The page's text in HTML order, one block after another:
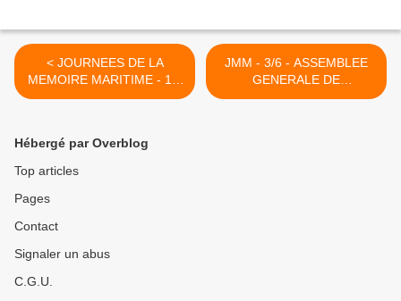
< JOURNEES DE LA
MEMOIRE MARITIME - 1/6
- CEREMONIE EN
JMM - 3/6 - ASSEMBLEE
GENERALE DE
L'ASSOCIATION AUX
Hébergé par Overblog
Top articles
Pages
Contact
Signaler un abus
C.G.U.